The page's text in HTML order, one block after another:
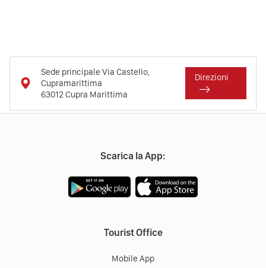
Sede principale Via Castello,
Cupramarittima
63012 Cupra Marittima
Direzioni
Scarica la App:
Tourist Office
Mobile App